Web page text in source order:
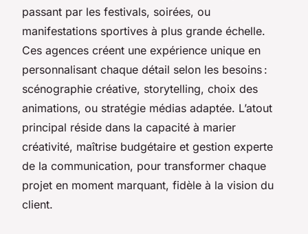
passant par les festivals, soirées, ou
manifestations sportives à plus grande échelle.
Ces agences créent une expérience unique en
personnalisant chaque détail selon les besoins :
scénographie créative, storytelling, choix des
animations, ou stratégie médias adaptée. L’atout
principal réside dans la capacité à marier
créativité, maîtrise budgétaire et gestion experte
de la communication, pour transformer chaque
projet en moment marquant, fidèle à la vision du
client.